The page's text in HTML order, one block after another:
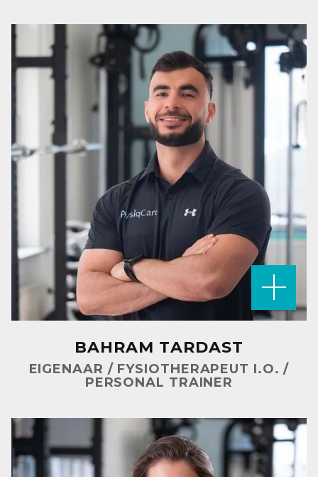
BAHRAM TARDAST
EIGENAAR / FYSIOTHERAPEUT I.O. /
PERSONAL TRAINER